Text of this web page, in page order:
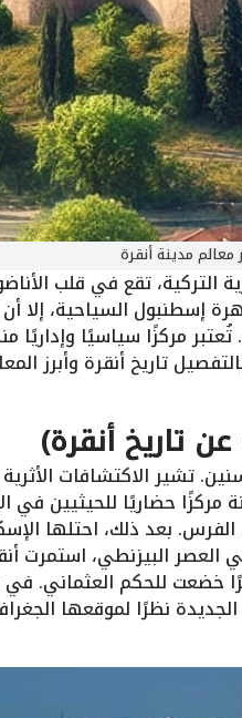
معالم مدينة أنقرة
التركية، تقع في قلب
إسطنبول السياحية، إلا
مركزًا سياسيًا وإداريًا
بالتفصيل تاريخ أنقرة
تاريخ أنقرة)
تشير الاكتشافات
حضاريًا للحيثيين في
العصر البيزنطي، استمرت
نظرًا لموقعها